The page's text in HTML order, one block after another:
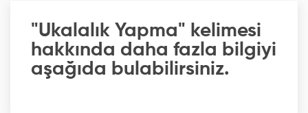
"Ukalalık Yapma" kelimesi
hakkında daha fazla bilgiyi
aşağıda bulabilirsiniz.